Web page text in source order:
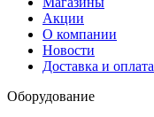
Акции
О компании
Новости
Доставка и оплата
Оборудование